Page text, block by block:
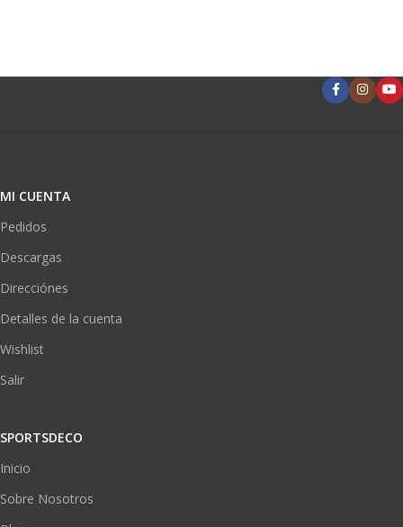
MI CUENTA
Pedidos
Descargas
Direcciónes
Detalles de la cuenta
Wishlist
Salir
SPORTSDECO
Inicio
Sobre Nosotros